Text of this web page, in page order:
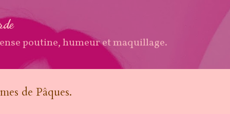
poutine, humeur et maquillage.
de Pâques.